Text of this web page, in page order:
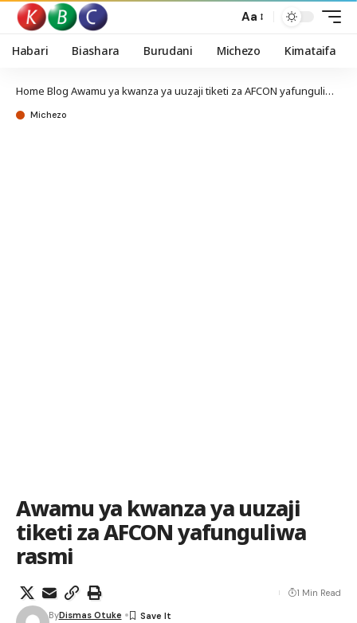
Aa
Habari Biashara Burudani Michezo Kimataifa
Home Blog Awamu ya kwanza ya uuzaji tiketi za AFCON yafunguliwa rasmi
Michezo
Awamu ya kwanza ya uuzaji
tiketi za AFCON yafunguliwa
rasmi
ByDismas Otuke
1 Min Read